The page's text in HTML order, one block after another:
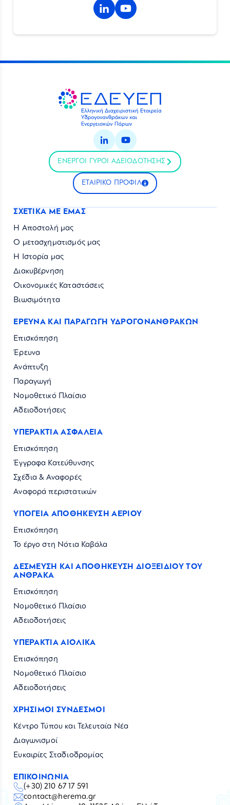
ΕΝΕΡΓΟΙ ΓΥΡΟΙ ΑΔΕΙΟΔΟΤΗΣΗΣ
ΕΤΑΙΡΙΚΟ ΠΡΟΦΙΛ
ΣΧΕΤΙΚΑ ΜΕ ΕΜΑΣ
Η Αποστολή μας
Ο μετασχηματισμός μας
Η Ιστορία μας
Διακυβέρνηση
Οικονομικές Καταστάσεις
Βιωσιμότητα
ΕΡΕΥΝΑ ΚΑΙ ΠΑΡΑΓΩΓΗ ΥΔΡΟΓΟΝΑΝΘΡΑΚΩΝ
Επισκόπηση
Έρευνα
Ανάπτυξη
Παραγωγή
Νομοθετικό Πλαίσιο
Αδειοδοτήσεις
ΥΠΕΡΑΚΤΙΑ ΑΣΦΑΛΕΙΑ
Επισκόπηση
Έγγραφα Κατεύθυνσης
Σχέδια & Αναφορές
Αναφορά περιστατικών
ΥΠΟΓΕΙΑ ΑΠΟΘΗΚΕΥΣΗ ΑΕΡΙΟΥ
Επισκόπηση
Το έργο στη Νότια Καβάλα
ΔΕΣΜΕΥΣΗ ΚΑΙ ΑΠΟΘΗΚΕΥΣΗ ΔΙΟΞΕΙΔΙΟΥ ΤΟΥ
ΑΝΘΡΑΚΑ
Επισκόπηση
Νομοθετικό Πλαίσιο
Αδειοδοτήσεις
ΥΠΕΡΑΚΤΙΑ ΑΙΟΛΙΚΑ
Επισκόπηση
Νομοθετικό Πλαίσιο
Αδειοδοτήσεις
ΧΡΗΣΙΜΟΙ ΣΥΝΔΕΣΜΟΙ
Κέντρο Τύπου και Τελευταία Νέα
Διαγωνισμοί
Ευκαιρίες Σταδιοδρομίας
ΕΠΙΚΟΙΝΩΝΙΑ
(+30) 210 67 17 591
contact@herema.gr